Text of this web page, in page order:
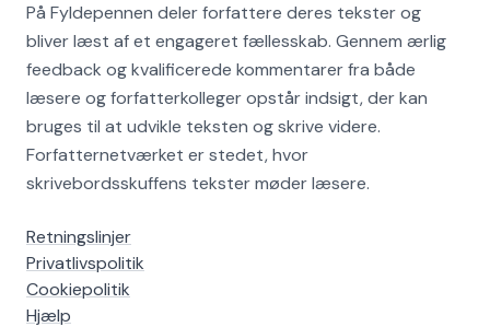
På Fyldepennen deler forfattere deres tekster og
bliver læst af et engageret fællesskab. Gennem ærlig
feedback og kvalificerede kommentarer fra både
læsere og forfatterkolleger opstår indsigt, der kan
bruges til at udvikle teksten og skrive videre.
Forfatternetværket er stedet, hvor
skrivebordsskuffens tekster møder læsere.
Retningslinjer
Privatlivspolitik
Cookiepolitik
Hjælp